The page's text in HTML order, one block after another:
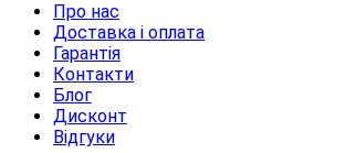
Про нас
Доставка і оплата
Гарантія
Контакти
Блог
Дисконт
Відгуки